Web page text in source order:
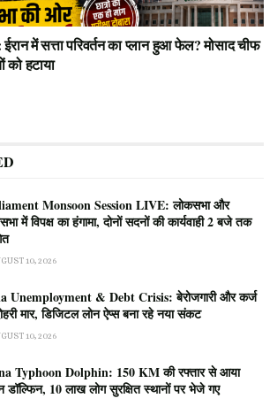
में सत्ता परिवर्तन का प्लान हुआ फेल? मोसाद चीफ
को हटाया
Monsoon Session LIVE: लोकसभा और
में विपक्ष का हंगामा, दोनों सदनों की कार्यवाही 2 बजे तक
10, 2026
Unemployment & Debt Crisis: बेरोजगारी और कर्ज
मार, डिजिटल लोन ऐप्स बना रहे नया संकट
10, 2026
Typhoon Dolphin: 150 KM की रफ्तार से आया
डॉल्फिन, 10 लाख लोग सुरक्षित स्थानों पर भेजे गए